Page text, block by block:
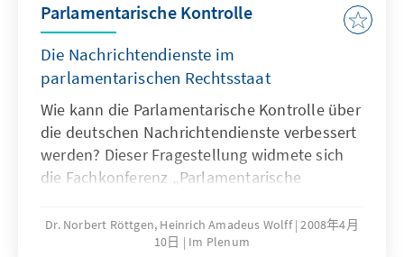
Parlamentarische Kontrolle
Die Nachrichtendienste im
parlamentarischen Rechtsstaat
Wie kann die Parlamentarische Kontrolle über
die deutschen Nachrichtendienste verbessert
werden? Dieser Fragestellung widmete sich
die Fachkonferenz „Parlamentarische
demokratischen Rechtsstaat” vom 10.
Oktober 2007in den Räumlichkeiten des
Dr. Norbert Röttgen, Heinrich Amadeus Wolff 2008年4月
10日
Im Plenum